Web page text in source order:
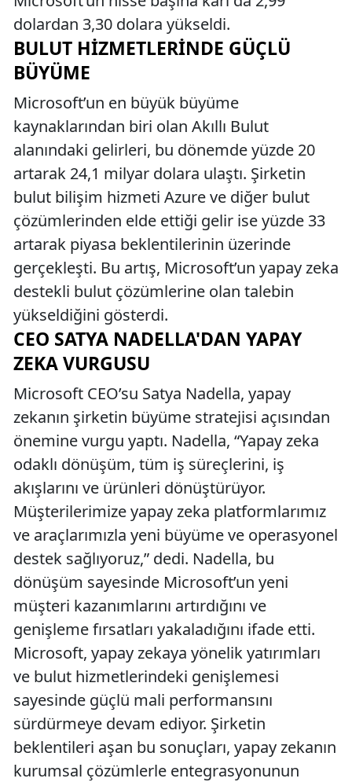
dolardan 3,30 dolara yükseldi.
BULUT HIZMETLERINDE GÜÇLÜ
BÜYÜME
Microsoft’un en büyük büyüme
kaynaklarından biri olan Akıllı Bulut
alanındaki gelirleri, bu dönemde yüzde 20
artarak 24,1 milyar dolara ulaştı. Şirketin
bulut bilişim hizmeti Azure ve diğer bulut
çözümlerinden elde ettiği gelir ise yüzde 33
artarak piyasa beklentilerinin üzerinde
gerçekleşti. Bu artış, Microsoft’un yapay zeka
destekli bulut çözümlerine olan talebin
yükseldiğini gösterdi.
CEO SATYA NADELLA'DAN YAPAY
ZEKA VURGUSU
Microsoft CEO’su Satya Nadella, yapay
zekanın şirketin büyüme stratejisi açısından
önemine vurgu yaptı. Nadella, “Yapay zeka
odaklı dönüşüm, tüm iş süreçlerini, iş
akışlarını ve ürünleri dönüştürüyor.
Müşterilerimize yapay zeka platformlarımız
ve araçlarımızla yeni büyüme ve operasyonel
destek sağlıyoruz,” dedi. Nadella, bu
dönüşüm sayesinde Microsoft’un yeni
müşteri kazanımlarını artırdığını ve
genişleme fırsatları yakaladığını ifade etti.
Microsoft, yapay zekaya yönelik yatırımları
ve bulut hizmetlerindeki genişlemesi
sayesinde güçlü mali performansını
sürdürmeye devam ediyor. Şirketin
beklentileri aşan bu sonuçları, yapay zekanın
kurumsal çözümlerle entegrasyonunun